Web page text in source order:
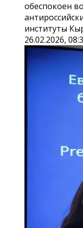
обеспокоен
институты
26.02.2026,